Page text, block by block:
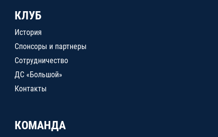
КЛУБ
История
Спонсоры и партнеры
Сотрудничество
ДС «Большой»
Контакты
КОМАНДА